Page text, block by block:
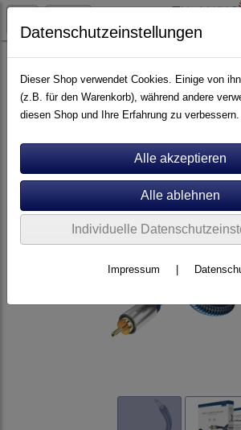
Kabel Sub-Kabel
Datenschutzeinstellungen
Dieser Shop verwendet Cookies. Einige von
(z.B. für den Warenkorb), während andere
diesen Shop und Ihre Erfahrung zu verbessern.
Individuelle
Impressum